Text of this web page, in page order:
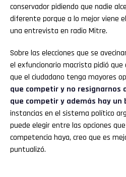
conservador pidiendo que nadie
diferente porque a lo mejor viene el
una entrevista en radio Mitre.
Sobre las elecciones que se
el exfuncionario macrista pidió
que el ciudadano tenga mayores
que competir y no resignarnos
que competir y además hay un
instancias en el sistema político
puede elegir entre las opciones
competencia haya, creo que es
puntualizó.